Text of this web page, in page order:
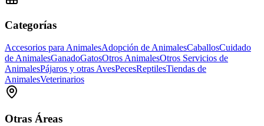
Categorías
Accesorios para AnimalesAdopción de AnimalesCaballosCuidado
de AnimalesGanadoGatosOtros AnimalesOtros Servicios de
AnimalesPájaros y otras AvesPecesReptilesTiendas de
AnimalesVeterinarios
Otras Áreas